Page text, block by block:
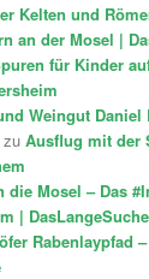
Kelten und
an der Mosel |
für Kinder
Weingut Daniel
zuAusflug mit der
die Mosel – Das
|
Rabenlaypfad